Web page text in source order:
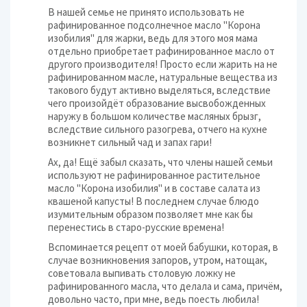
В нашей семье не принято использовать не
рафинированное подсолнечное масло "Корона
изобилия" для жарки, ведь для этого моя мама
отдельно приобретает рафинированное масло от
другого производителя! Просто если жарить на не
рафинированном масле, натуральные вещества из
такового будут активно выделяться, вследствие
чего произойдёт образование высвобожденных
наружу в большом количестве масляных брызг,
вследствие сильного разогрева, отчего на кухне
возникнет сильный чад и запах гари!
Ах, да! Ещё забыл сказать, что члены нашей семьи
используют не рафинированное растительное
масло "Корона изобилия" и в составе салата из
квашеной капусты! В последнем случае блюдо
изумительным образом позволяет мне как бы
перенестись в старо-русские времена!
Вспоминается рецепт от моей бабушки, которая, в
случае возникновения запоров, утром, натощак,
советовала выпивать столовую ложку не
рафинированного масла, что делала и сама, причём,
довольно часто, при мне, ведь поесть любила!